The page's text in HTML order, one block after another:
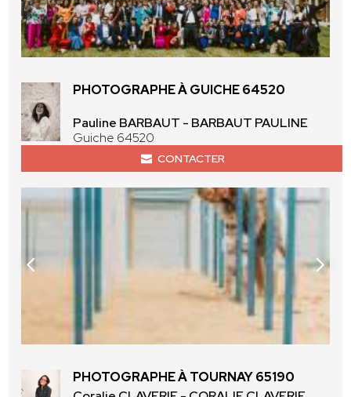
PHOTOGRAPHE À GUICHE 64520
Pauline BARBAUT - BARBAUT PAULINE
Guiche 64520
CONTACTER
PHOTOGRAPHE À TOURNAY 65190